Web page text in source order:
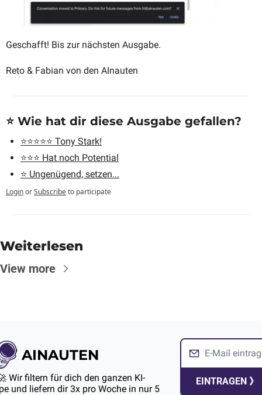
Geschafft! Bis zur nächsten Ausgabe.
Reto & Fabian von den AInauten
⭐️ Wie hat dir diese Ausgabe gefallen?
⭐️⭐️⭐️⭐️⭐️ Tony Stark!
⭐️⭐️⭐️ Hat noch Potential
⭐️ Ungenügend, setzen...
LoginorSubscribeto participate
Weiterlesen
View more
AINAUTEN
Wir filtern für dich den ganzen KI-
und liefern dir 3x pro Woche in nur 5
EINTRAGEN 》